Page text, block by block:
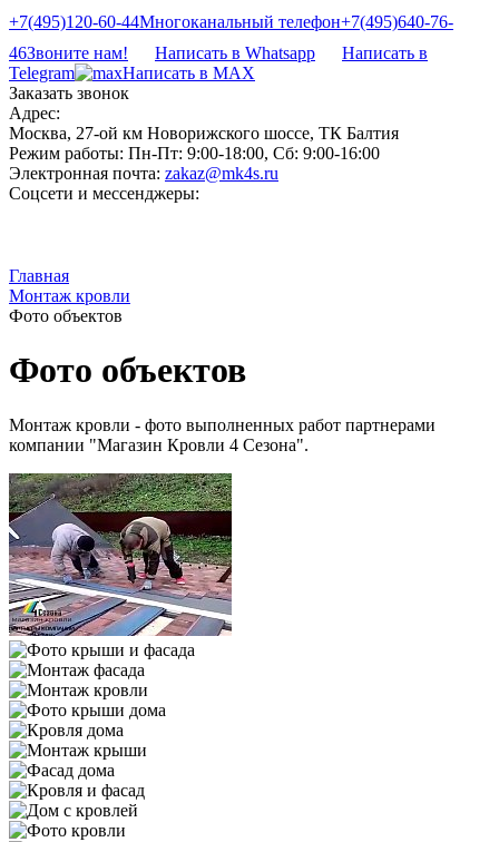
+7(495)120-60-44Многоканальный телефон+7(495)640-76-
46Звоните нам! Написать в Whatsapp
Написать в
Telegram
Написать в MAX
Заказать звонок
Адрес:
Москва, 27-ой км Новорижского шоссе, ТК Балтия
Режим работы: Пн-Пт: 9:00-18:00, Сб: 9:00-16:00
Электронная почта: zakaz@mk4s.ru
Соцсети и мессенджеры:
Главная
Монтаж кровли
Фото объектов
Фото объектов
Монтаж кровли - фото выполненных работ партнерами
компании "Магазин Кровли 4 Сезона".